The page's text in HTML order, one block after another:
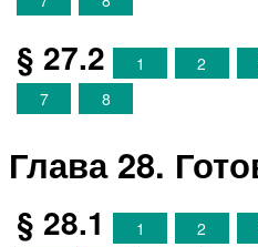
§ 27.2 1 2
7
8
Глава 28.
§ 28.1 1 2